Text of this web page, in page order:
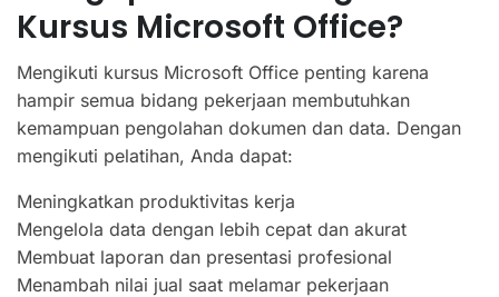
Kursus Microsoft Office?
Mengikuti kursus Microsoft Office penting karena
hampir semua bidang pekerjaan membutuhkan
kemampuan pengolahan dokumen dan data. Dengan
mengikuti pelatihan, Anda dapat:
Meningkatkan produktivitas kerja
Mengelola data dengan lebih cepat dan akurat
Membuat laporan dan presentasi profesional
Menambah nilai jual saat melamar pekerjaan